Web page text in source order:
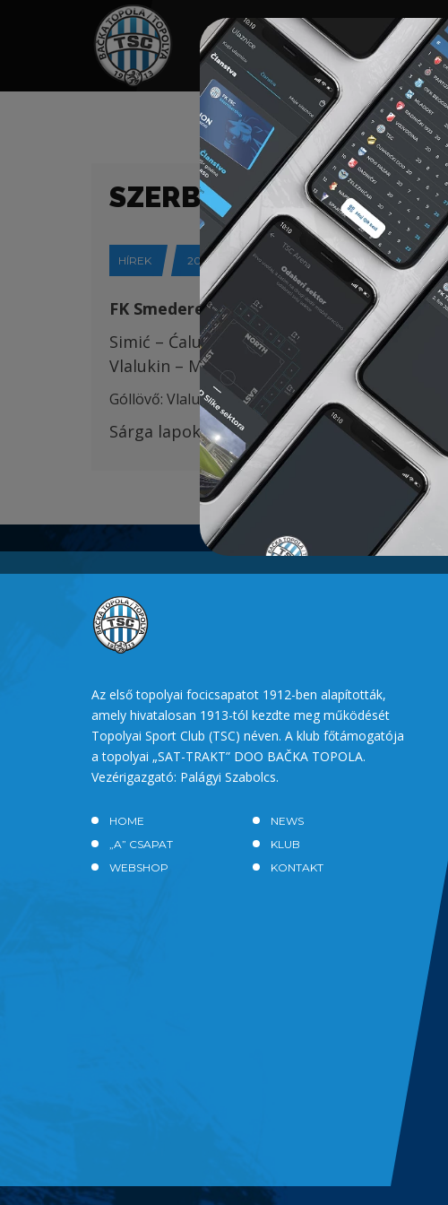
HOME TÁMOGATÓK NEWS GALÉRIA
SZERB KUPA 1/16
HÍREK 2023-10-19
FK Smederevo 1924 (Szendr –FK TSC
Simić – Ćalušić (K),Cvetinovi ć, Krstić(Petrovi
Vlalukin – Mirchevski ( Stojić 83), Milovanović
Góllövő: Vlalukin 75′
Sárga lapok:Vulić 44‘, Vlalukin 65′,Krstić6
Az első topolyai focicsapatot 1912-ben alapították,
amely hivatalosan 1913-tól kezdte meg működését
Topolyai Sport Club (TSC) néven. A klub főtámogatója
a topolyai „SAT-TRAKT” DOO BAČKA TOPOLA.
Vezérigazgató: Palágyi Szabolcs.
HOME
NEWS
„A” CSAPAT
KLUB
WEBSHOP
KONTAKT